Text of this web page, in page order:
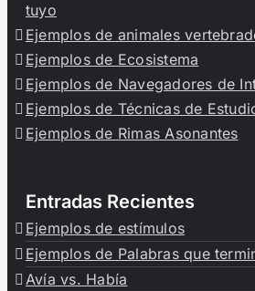
tuyo
Ejemplos de animales
Ejemplos de Ecosistema
Ejemplos de Navegadores de
Ejemplos de Técnicas de
Ejemplos de Rimas Asonantes
Entradas Recientes
Ejemplos de estímulos
Ejemplos de Palabras que
Avía vs. Había